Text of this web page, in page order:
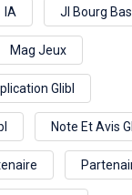
IA Jl Bourg
Mag Jeux
Glibl
Note Et Avis